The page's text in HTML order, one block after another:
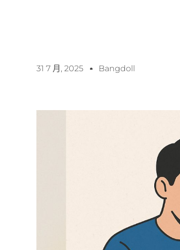
31 7 月, 2025 Bangdoll